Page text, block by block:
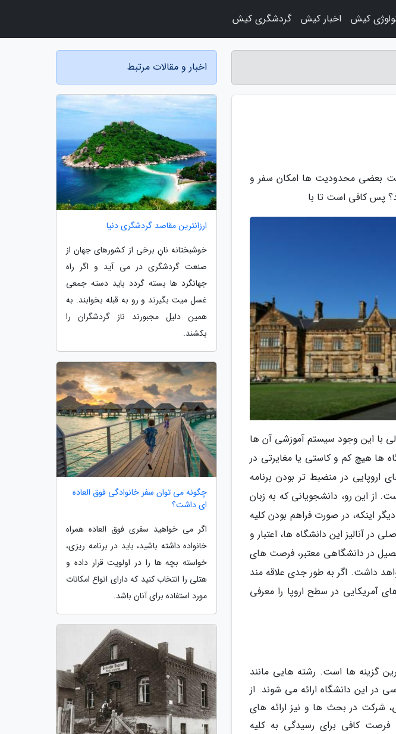
علت بعضی محدودیت ها امکان سفر و
پس کافی است تا با
با این وجود سیستم آموزشی آن ها
ها هیچ کم و کاستی یا مغایرتی در
اروپایی در منضبط تر بودن برنامه
از این رو، دانشجویانی که به زبان
اینکه، در صورت فراهم بودن کلیه
در آنالیز این دانشگاه ها، اعتبار و
در دانشگاهی معتبر، فرصت های
داشت. اگر به طور جدی علاقه مند
آمریکایی در سطح اروپا را معرفی
گزینه ها است. رشته هایی مانند
در این دانشگاه ارائه می شوند. از
شرکت در بحث ها و نیز ارائه های
است، از این رو اساتید فرصت کافی برای رسیدگی به کلیه
اخبار و مقالات مرتبط
ارزانترین مقاصد گردشگری دنیا
خوشبختانه نانِ برخی از کشورهای جهان از
صنعت گردشگری در می آید و اگر راه
جهانگرد ها بسته گردد باید دسته جمعی
غسل میت بگیرند و رو به قبله بخوابند. به
همین دلیل مجبورند ناز گردشگران را
بکشند.
چگونه می توان سفر خانوادگی فوق العاده
ای داشت؟
اگر می خواهید سفری فوق العاده همراه
خانواده داشته باشید، باید در برنامه ریزی،
خواسته بچه ها را در اولویت قرار داده و
هتلی را انتخاب کنید که دارای انواع امکانات
مورد استفاده برای آنان باشد.
کیش اخبار کیش گردشگری کیش